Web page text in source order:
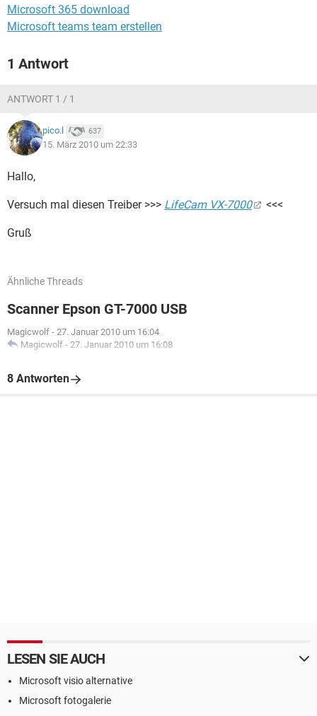
Microsoft 365 download
Microsoft teams team erstellen
1 Antwort
ANTWORT 1 / 1
pico.l 637
15. März 2010 um 22:33
Hallo,
Versuch mal diesen Treiber >>> LifeCam VX-7000 <<<
Gruß
Ähnliche Threads
Scanner Epson GT-7000 USB
Magicwolf - 27. Januar 2010 um 16:04
Magicwolf - 27. Januar 2010 um 16:08
8 Antworten
LESEN SIE AUCH
Microsoft visio alternative
Microsoft fotogalerie